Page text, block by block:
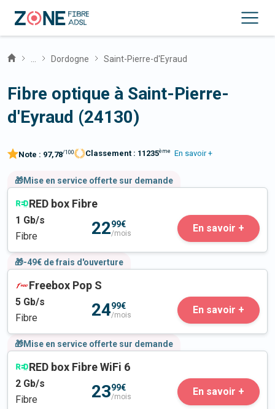
Dordogne Saint-Pierre-d'Eyraud
Fibre optique à Saint-Pierre-
d'Eyraud (24130)
Note : 97,78/100 Classement : 11235ème En savoir +
🎁Mise en service offerte sur demande
RED box Fibre
1 Gb/s
Fibre
2299€
/mois En savoir +
🎁-49€ de frais d'ouverture
Freebox Pop S
5 Gb/s
Fibre
2499€
/mois En savoir +
🎁Mise en service offerte sur demande
RED box Fibre WiFi 6
2 Gb/s
Fibre
2399€
/mois En savoir +